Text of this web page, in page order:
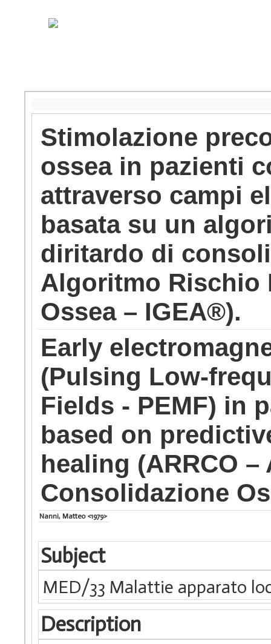
Stimolazione
ossea in pazienti
attraverso campi
basata su un
diritardo di
Algoritmo Rischio
Ossea – IGEA®).
Early
(Pulsing Low-
Fields - PEMF) in
based on
healing (ARRCO
Consolidazione
Nanni, Matteo <1979>
Subject
MED/33 Malattie apparato
Description